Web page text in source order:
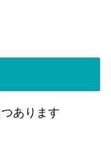
あります